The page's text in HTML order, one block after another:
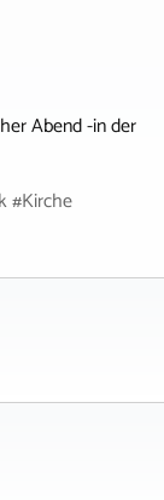
Abend -in der
#Kirche